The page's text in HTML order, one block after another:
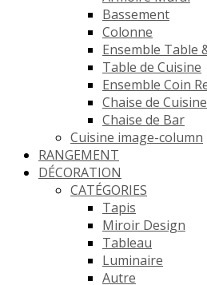
Bassement
Colonne
Ensemble Table
Table de Cuisine
Ensemble Coin
Chaise de Cuisine
Chaise de Bar
Cuisine image-column
RANGEMENT
DÉCORATION
CATÉGORIES
Tapis
Miroir Design
Tableau
Luminaire
Autre